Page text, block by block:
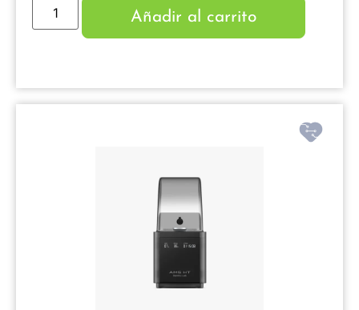
Añadir al carrito